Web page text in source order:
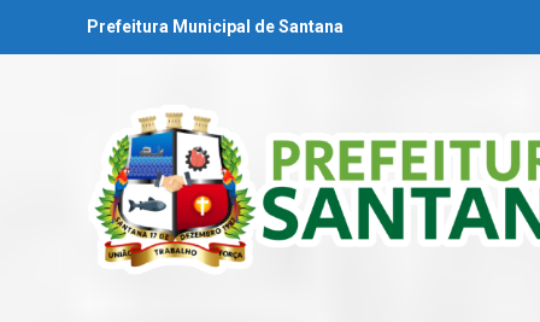
Prefeitura Municipal de Santana